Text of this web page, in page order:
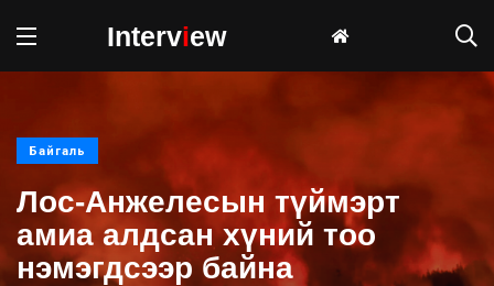
Interview
Байгаль
Лос-Анжелесын түймэрт
амиа алдсан хүний тоо
нэмэгдсээр байна